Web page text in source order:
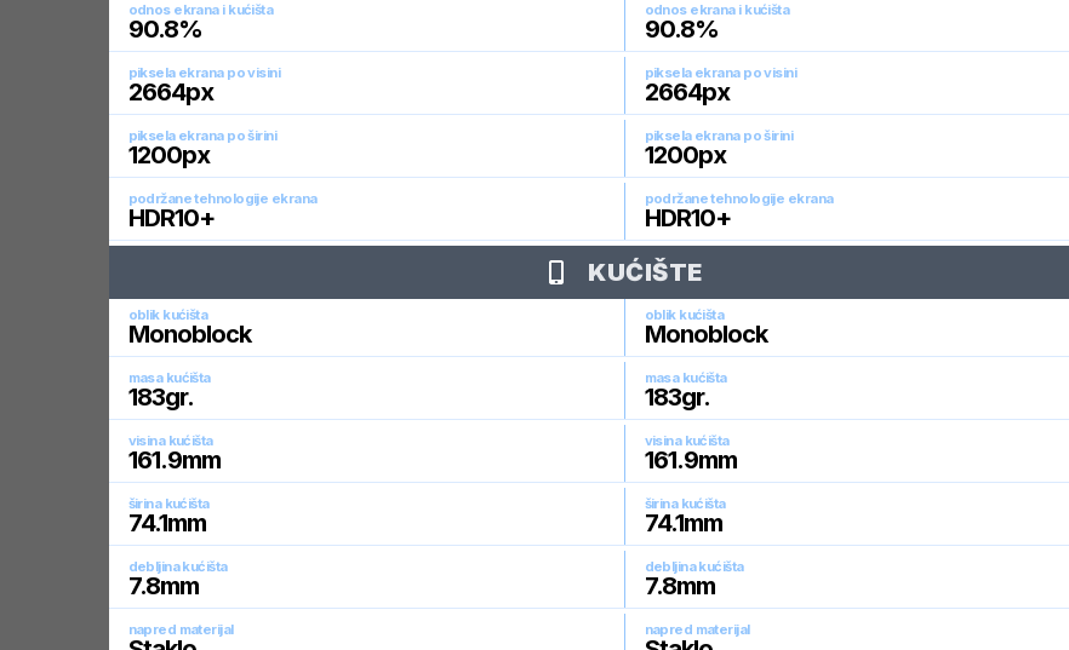
odnos ekrana i kućišta
90.8%
odnos ekrana i kućišta
90.8%
piksela ekrana po visini
2664px
piksela ekrana po visini
2664px
piksela ekrana po širini
1200px
piksela ekrana po širini
1200px
podržane tehnologije ekrana
HDR10+
podržane tehnologije ekrana
HDR10+
KUĆIŠTE
oblik kućišta
Monoblock
oblik kućišta
Monoblock
masa kućišta
183gr.
masa kućišta
183gr.
visina kućišta
161.9mm
visina kućišta
161.9mm
širina kućišta
74.1mm
širina kućišta
74.1mm
debljina kućišta
7.8mm
debljina kućišta
7.8mm
napred materijal napred materijal